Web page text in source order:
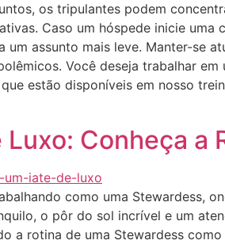
os tripulantes podem
Caso um hóspede inicie
assunto mais leve. Manter-se
Você deseja trabalhar
estão disponíveis em nosso
Conheça a
como uma Stewardess,
o pôr do sol incrível e um
a rotina de uma Stewardess